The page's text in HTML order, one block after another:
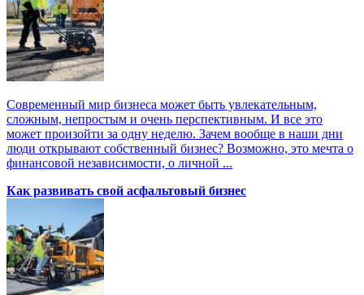
Современный мир бизнеса может быть увлекательным,
сложным, непростым и очень перспективным. И все это
может произойти за одну неделю. Зачем вообще в наши дни
люди открывают собственный бизнес? Возможно, это мечта о
финансовой независимости, о личной ...
Как развивать свой асфальтовый бизнес